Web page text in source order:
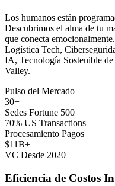
Los humanos están
Descubrimos el alma de tu
que conecta
Logística Tech,
IA, Tecnología Sostenible
Valley.
Pulso del Mercado
30+
Sedes Fortune 500
70% US Transactions
Procesamiento Pagos
$11B+
VC Desde 2020
Eficiencia de Costos